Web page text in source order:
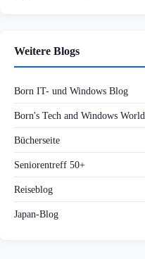
Weitere Blogs
Born IT- und Windows Blog
Born's Tech and Windows World
Bücherseite
Seniorentreff 50+
Reiseblog
Japan-Blog